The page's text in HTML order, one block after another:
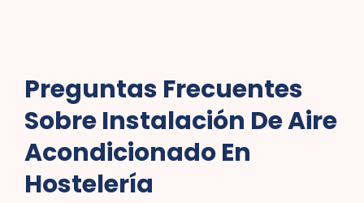
Preguntas Frecuentes
Sobre Instalación De Aire
Acondicionado En
Hostelería